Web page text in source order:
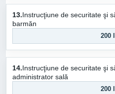
13.Instrucţiune de securitate şi
barmăn
200
14.Instrucţiune de securitate şi
administrator sală
200